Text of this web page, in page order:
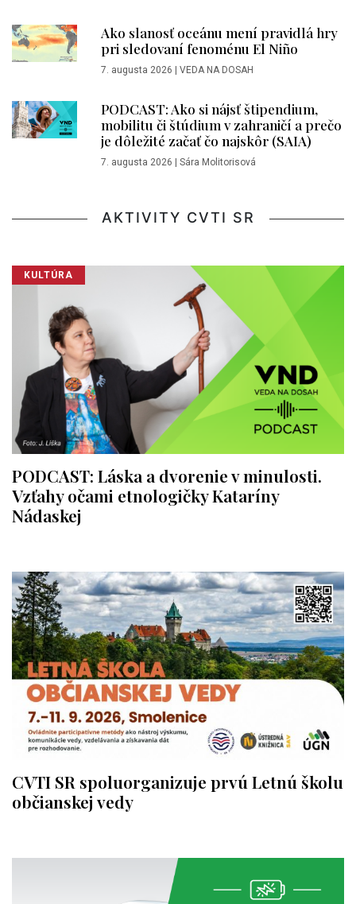
Ako slanosť oceánu mení pravidlá hry
pri sledovaní fenoménu El Niño
7. augusta 2026 VEDA NA DOSAH
PODCAST: Ako si nájsť štipendium,
mobilitu či štúdium v zahraničí a prečo
je dôležité začať čo najskôr (SAIA)
7. augusta 2026 Sára Molitorisová
AKTIVITY CVTI SR
KULTÚRA
PODCAST: Láska a dvorenie v minulosti.
Vzťahy očami etnologičky Kataríny
Nádaskej
CVTI SR spoluorganizuje prvú Letnú školu
občianskej vedy